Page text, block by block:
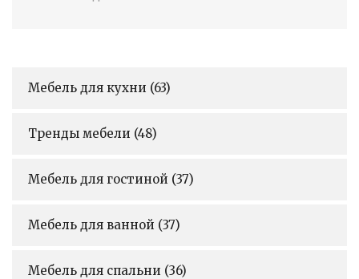
Мебель для кухни (63)
Тренды мебели (48)
Мебель для гостиной (37)
Мебель для ванной (37)
Мебель для спальни (36)